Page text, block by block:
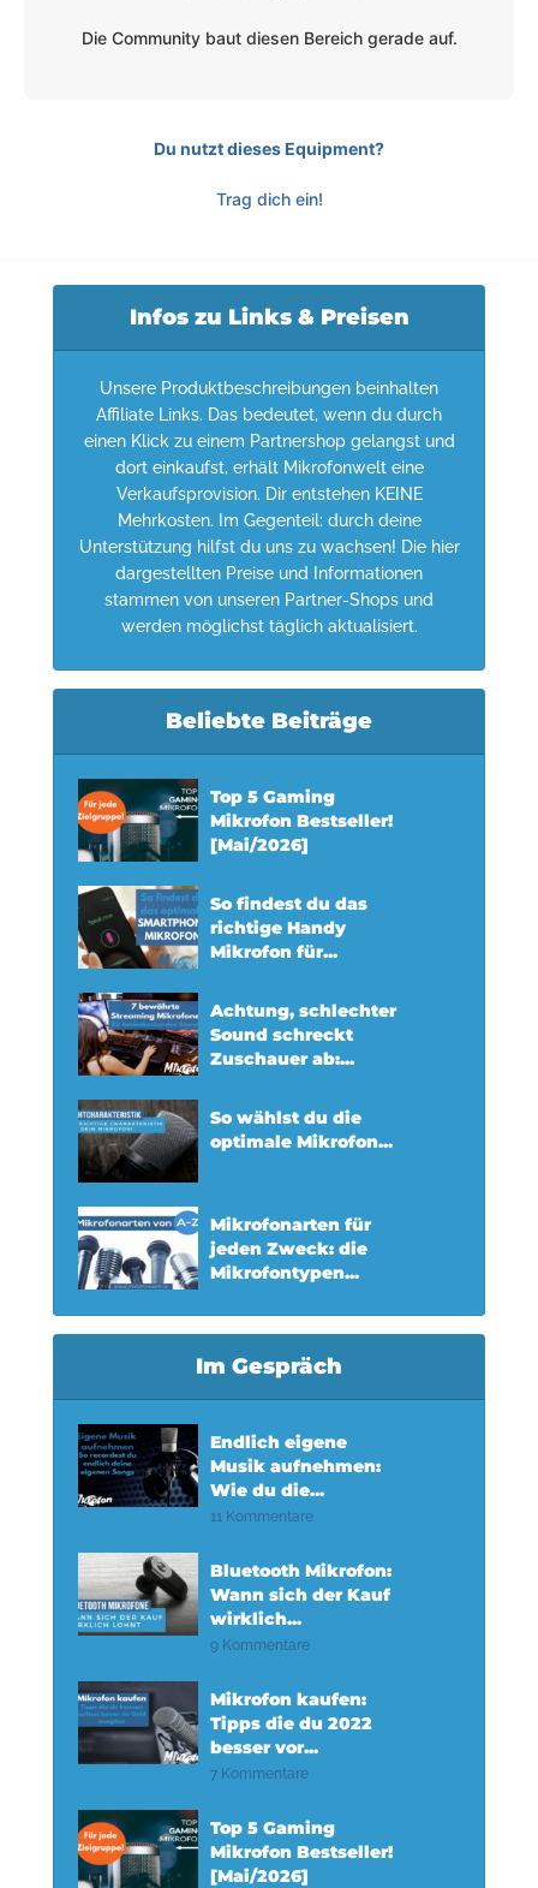
Die Community baut diesen Bereich gerade auf.
Du nutzt dieses Equipment?
Trag dich ein!
Infos zu Links & Preisen
Unsere Produktbeschreibungen beinhalten
Affiliate Links. Das bedeutet, wenn du durch
einen Klick zu einem Partnershop gelangst und
dort einkaufst, erhält Mikrofonwelt eine
Verkaufsprovision. Dir entstehen KEINE
Mehrkosten. Im Gegenteil: durch deine
Unterstützung hilfst du uns zu wachsen! Die hier
dargestellten Preise und Informationen
stammen von unseren Partner-Shops und
werden möglichst täglich aktualisiert.
Beliebte Beiträge
Top 5 Gaming
Mikrofon Bestseller!
[Mai/2026]
So findest du das
richtige Handy
Mikrofon für...
Achtung, schlechter
Sound schreckt
Zuschauer ab:...
So wählst du die
optimale Mikrofon...
Mikrofonarten für
jeden Zweck: die
Mikrofontypen...
Im Gespräch
Endlich eigene
Musik aufnehmen:
Wie du die...
11 Kommentare
Bluetooth Mikrofon:
Wann sich der Kauf
wirklich...
9 Kommentare
Mikrofon kaufen:
Tipps die du 2022
besser vor...
7 Kommentare
Top 5 Gaming
Mikrofon Bestseller!
[Mai/2026]